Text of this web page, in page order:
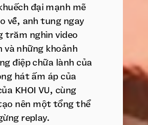
đại mạnh mẽ
về, anh tung ngay
trăm nghìn video
và những khoảnh
điệp chữa lành của
hát ấm áp của
KHOI VU, cùng
nên một tổng thể
replay.